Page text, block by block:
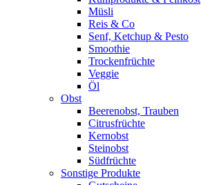
Müsli
Reis & Co
Senf, Ketchup & Pesto
Smoothie
Trockenfrüchte
Veggie
Öl
Obst
Beerenobst, Trauben
Citrusfrüchte
Kernobst
Steinobst
Südfrüchte
Sonstige Produkte